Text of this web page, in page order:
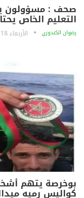
صحف : مسؤولون
التعليم الخاص
رضوان الكندوزي الأربعاء 18 ديسمبر 2019 - 21:30
بوخرصة يتهم
كواليس رميه